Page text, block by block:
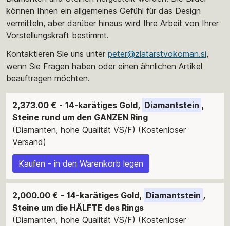
können Ihnen ein allgemeines Gefühl für das Design
vermitteln, aber darüber hinaus wird Ihre Arbeit von Ihrer
Vorstellungskraft bestimmt.
Kontaktieren Sie uns unter peter@zlatarstvokoman.si,
wenn Sie Fragen haben oder einen ähnlichen Artikel
beauftragen möchten.
2,373.00 € - 14-karätiges Gold, Diamantstein ,
Steine rund um den GANZEN Ring
(Diamanten, hohe Qualität VS/F) (Kostenloser
Versand)
Kaufen - in den Warenkorb legen
2,000.00 € - 14-karätiges Gold, Diamantstein ,
Steine um die HÄLFTE des Rings
(Diamanten, hohe Qualität VS/F) (Kostenloser